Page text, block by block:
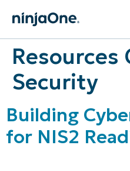
Resources
Security
Building
for NIS2